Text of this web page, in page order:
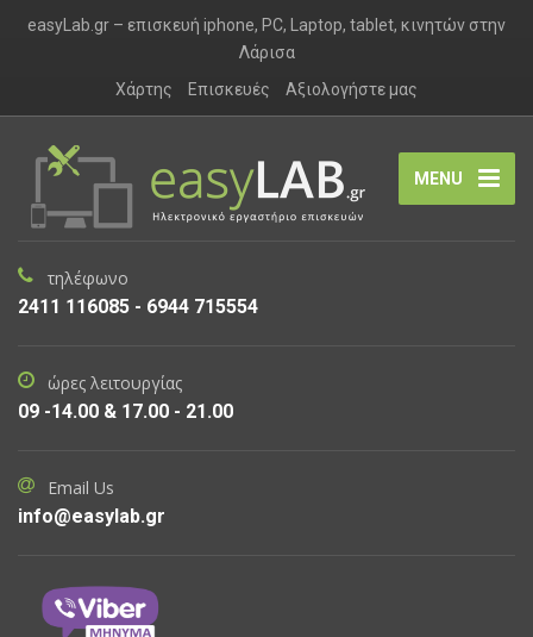
easyLab.gr – επισκευή iphone, PC, Laptop, tablet, κινητών στην
Λάρισα
Χάρτης
Επισκευές Αξιολογήστε μας
MENU
τηλέφωνο
2411 116085 - 6944 715554
ώρες λειτουργίας
09 -14.00 & 17.00 - 21.00
Email Us
info@easylab.gr